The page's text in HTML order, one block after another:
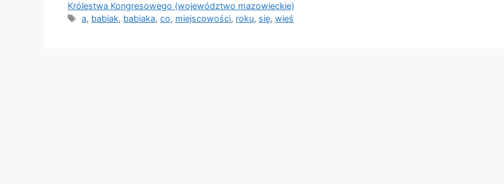
Królestwa Kongresowego (województwo mazowieckie)
Tagi
a, babiak, babiaka,co, miejscowości, roku, się,wieś